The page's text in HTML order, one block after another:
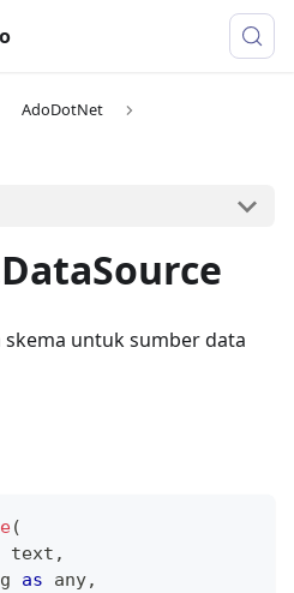
AdoDotNet
untuk sumber data
(
text ,
as any,